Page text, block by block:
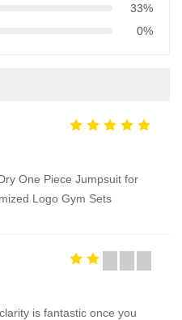
33%
0%
One Piece Jumpsuit for
Logo Gym Sets
is fantastic once you